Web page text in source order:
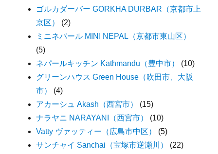
ゴルカダーバー GORKHA DURBAR（京都市上
京区）
(2)
ミニネパール MINI NEPAL（京都市東山区）
(5)
ネパールキッチン Kathmandu（豊中市）
(10)
グリーンハウス Green House（吹田市、大阪
市）
(4)
アカーシュ Akash（西宮市）
(15)
ナラヤニ NARAYANI（西宮市）
(10)
Vatty ヴァッティー（広島市中区）
(5)
サンチャイ Sanchai（宝塚市逆瀬川）
(22)